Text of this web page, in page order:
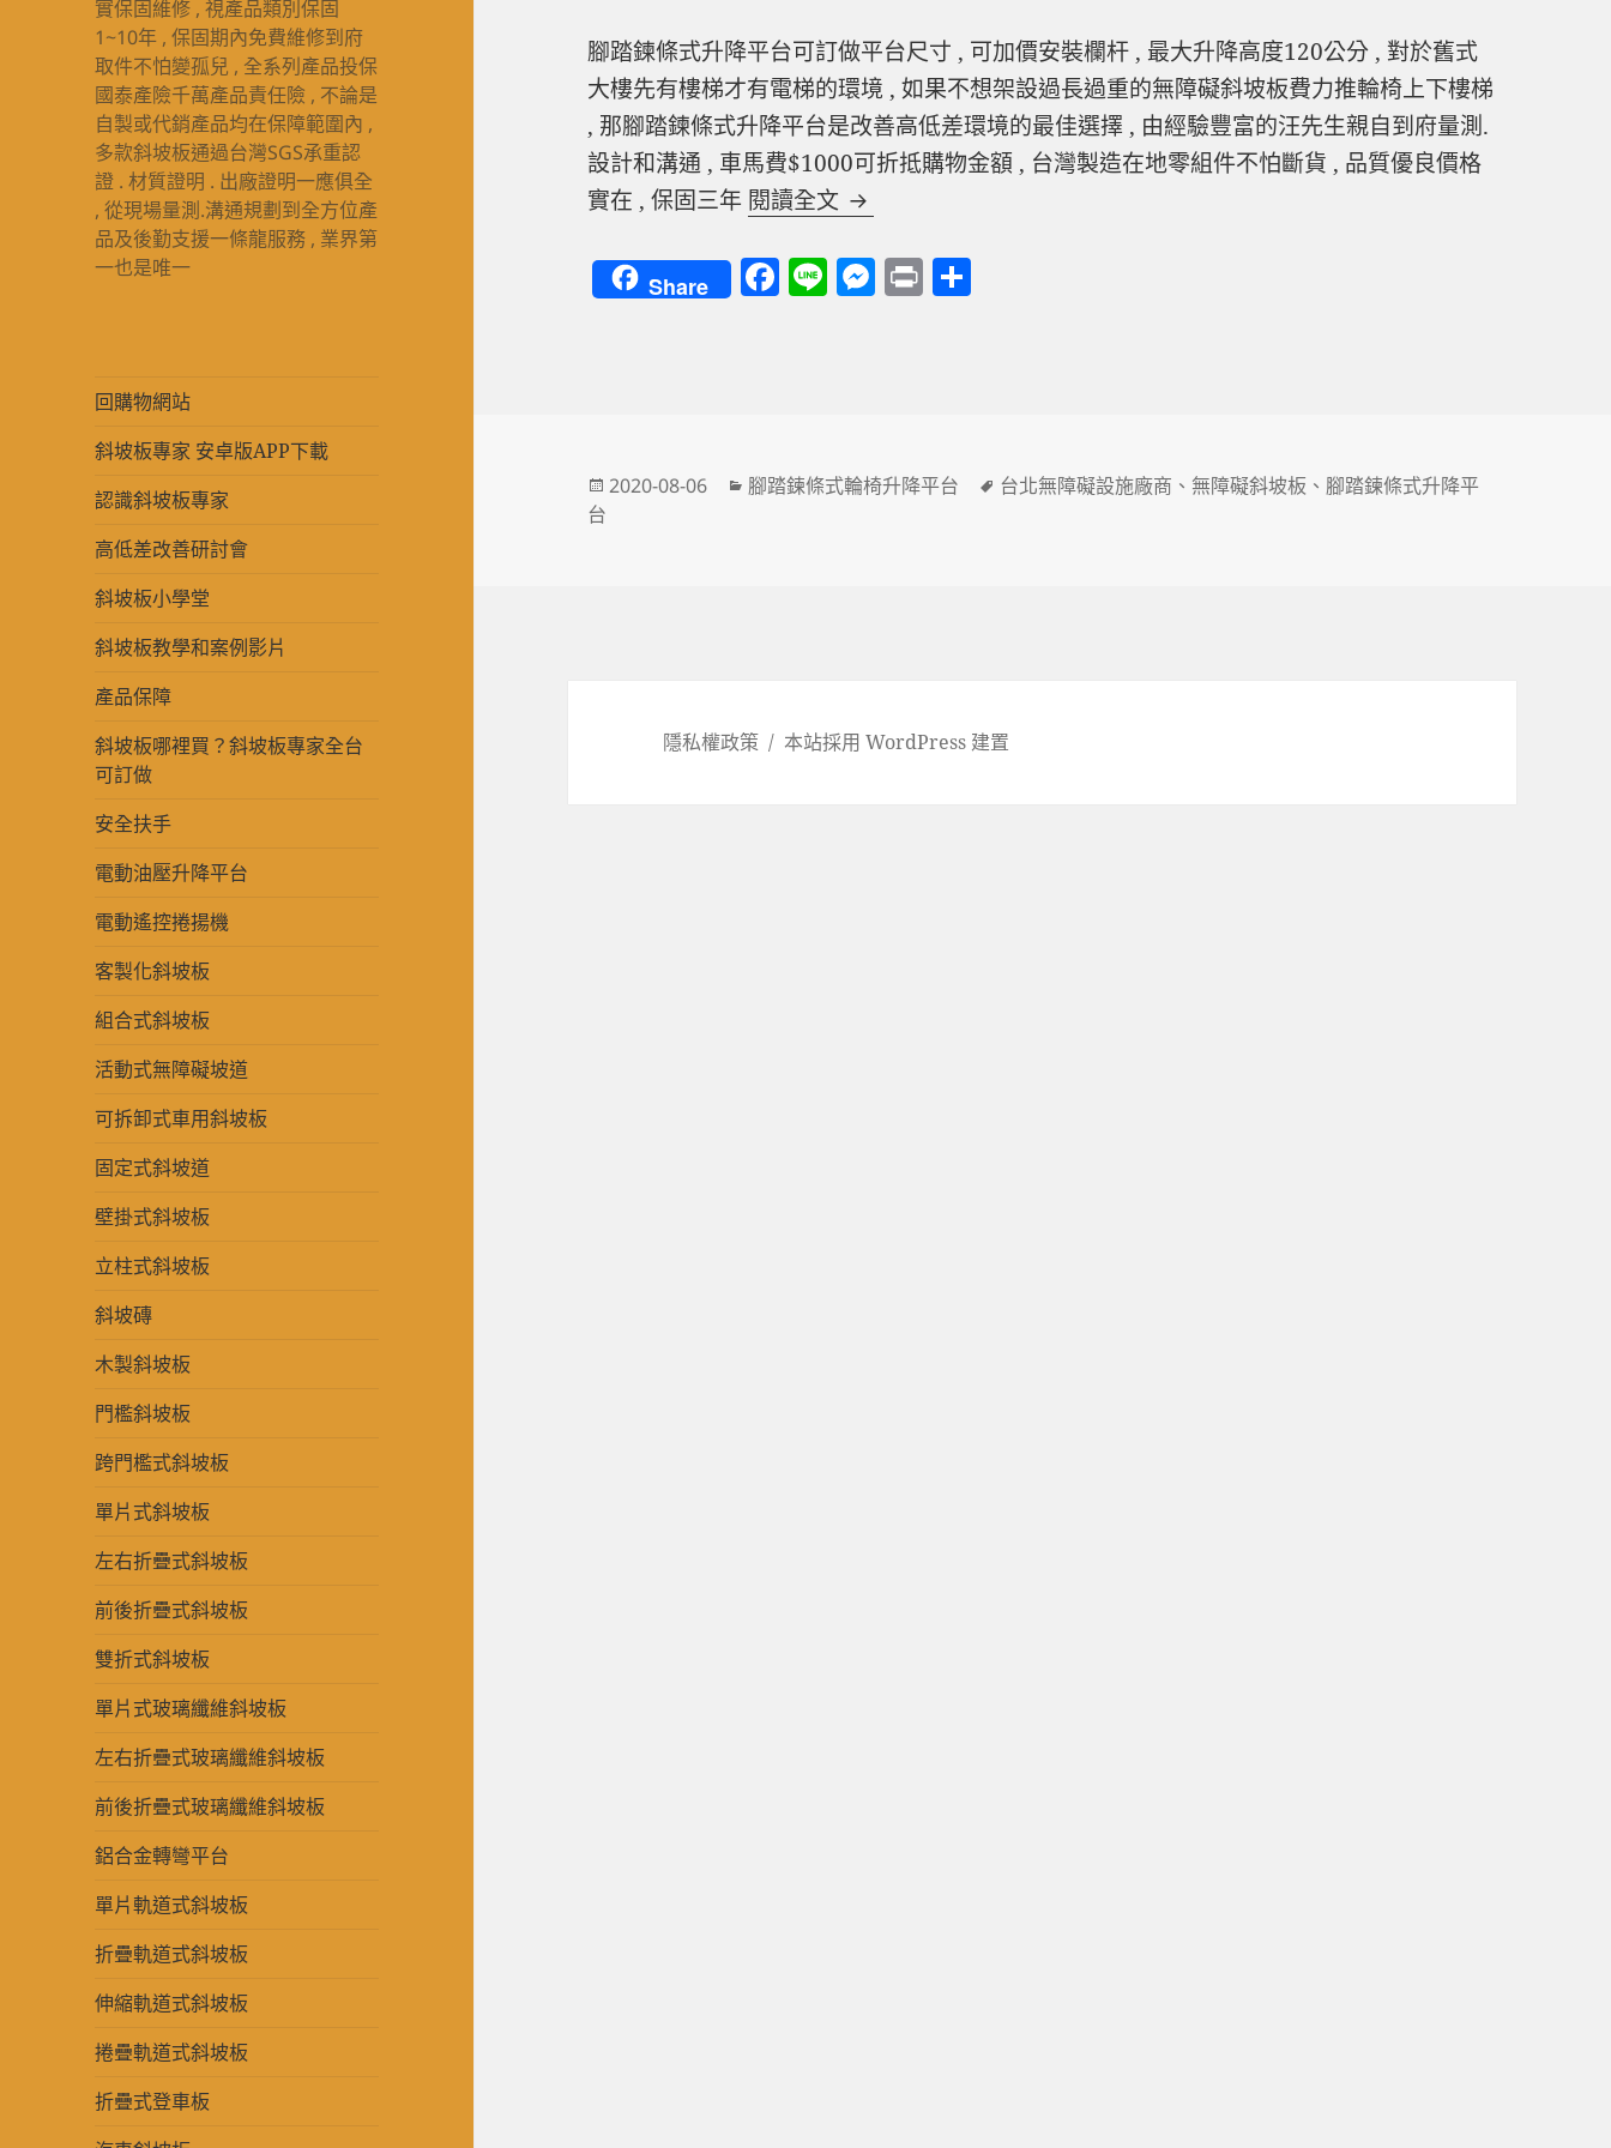
實保固維修 , 視產品類別保固
1~10年 , 保固期內免費維修到府
取件不怕變孤兒 , 全系列產品投保
國泰產險千萬產品責任險 , 不論是
自製或代銷產品均在保障範圍內 ,
多款斜坡板通過台灣SGS承重認
證 . 材質證明 . 出廠證明一應俱全
, 從現場量測.溝通規劃到全方位產
品及後勤支援一條龍服務 , 業界第
一也是唯一
回購物網站
斜坡板專家 安卓版APP下載
認識斜坡板專家
高低差改善研討會
斜坡板小學堂
斜坡板教學和案例影片
產品保障
斜坡板哪裡買？斜坡板專家全台
可訂做
安全扶手
電動油壓升降平台
電動遙控捲揚機
客製化斜坡板
組合式斜坡板
活動式無障礙坡道
可拆卸式車用斜坡板
固定式斜坡道
壁掛式斜坡板
立柱式斜坡板
斜坡磚
木製斜坡板
門檻斜坡板
跨門檻式斜坡板
單片式斜坡板
左右折疊式斜坡板
前後折疊式斜坡板
雙折式斜坡板
單片式玻璃纖維斜坡板
左右折疊式玻璃纖維斜坡板
前後折疊式玻璃纖維斜坡板
鋁合金轉彎平台
單片軌道式斜坡板
折疊軌道式斜坡板
伸縮軌道式斜坡板
捲疊軌道式斜坡板
折疊式登車板
腳踏鍊條式升降平台可訂做平台尺寸 , 可加價安裝欄杆 , 最大升降高度120公分 , 對於舊式
大樓先有樓梯才有電梯的環境 , 如果不想架設過長過重的無障礙斜坡板費力推輪椅上下樓梯
, 那腳踏鍊條式升降平台是改善高低差環境的最佳選擇 , 由經驗豐富的汪先生親自到府量測.
設計和溝通 , 車馬費$1000可折抵購物金額 , 台灣製造在地零組件不怕斷貨 , 品質優良價格
實在 , 保固三年 閱讀全文 新品發表 腳踏鍊條式升降平台
Share F
o
o
Li M
er
P
發
2020-08-06
分
腳踏鍊條式輪椅升降平台
標
台北無障礙設施廠商 、 無障礙斜坡板 、 腳踏鍊條式升降平
台
隱私權政策 本站採用 WordPress 建置